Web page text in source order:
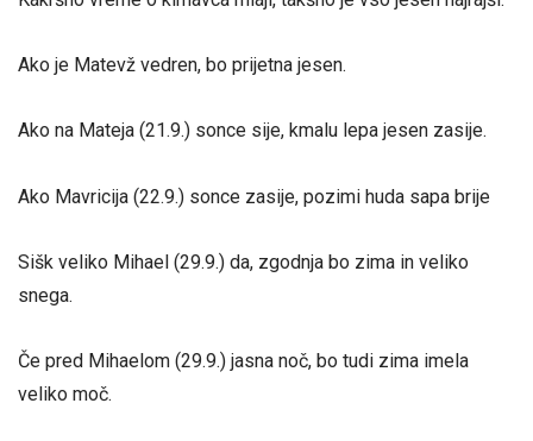
Ako je Matevž vedren, bo prijetna jesen.
Ako na Mateja (21.9.) sonce sije, kmalu lepa jesen zasije.
Ako Mavricija (22.9.) sonce zasije, pozimi huda sapa brije
Sišk veliko Mihael (29.9.) da, zgodnja bo zima in veliko
snega.
Če pred Mihaelom (29.9.) jasna noč, bo tudi zima imela
veliko moč.